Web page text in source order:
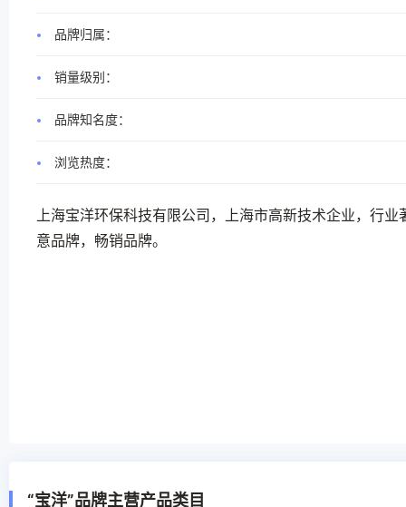
品牌归属：
销量级别：
品牌知名度：
浏览热度：
上海宝洋环保科技有限公司，上海市高新技术企业，行
意品牌，畅销品牌。
“宝洋”品牌主营产品类目